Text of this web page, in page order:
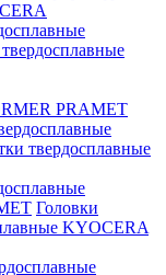
PRAMET
твердосплавные
Головки
KYOCERA